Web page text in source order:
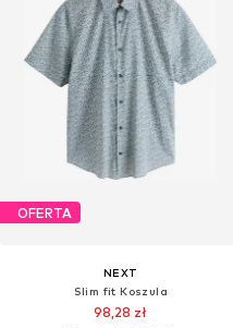
OFERTA
NEXT
Slim fit Koszula
98,28 zł